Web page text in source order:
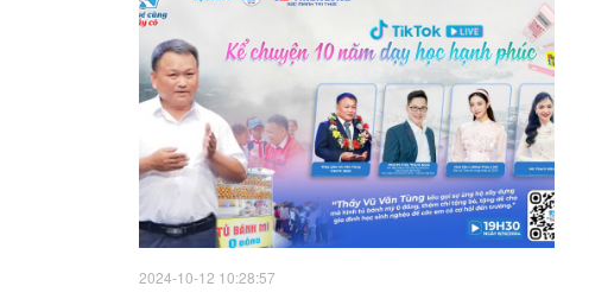
2024-10-12 10:28:57